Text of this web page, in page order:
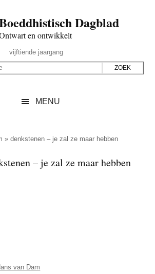
Dagblad
en ontwikkelt
vijftiende jaargang
MENU
»denkstenen – je zal ze maar hebben
– je zal ze maar hebben
van Dam